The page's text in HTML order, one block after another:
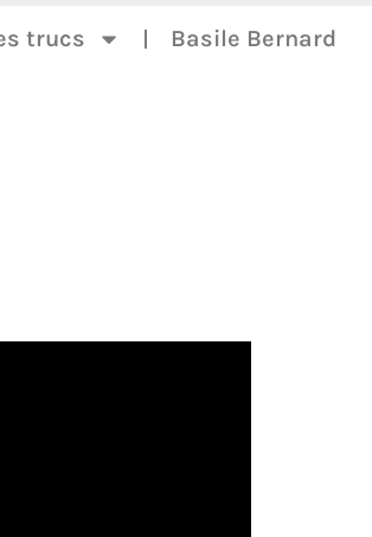
trucs Basile Bernard